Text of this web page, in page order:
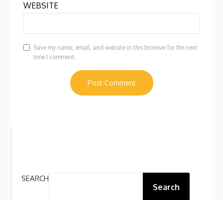
WEBSITE
Save my name, email, and website in this browser for the next
time I comment.
SEARCH
Search